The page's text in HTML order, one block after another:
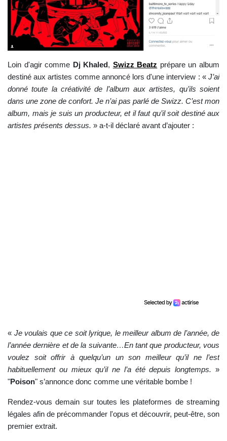
Loin d'agir comme Dj Khaled , Swizz Beatz prépare un album
destiné aux artistes comme annoncé lors d'une interview : « J’ai
donné toute la créativité de l’album aux artistes, qu’ils soient
dans une zone de confort. Je n’ai pas parlé de Swizz. C’est mon
album, mais je suis un producteur, et il faut qu’il soit destiné aux
artistes présents dessus. » a-t-il déclaré avant d’ajouter :
« Je voulais que ce soit lyrique, le meilleur album de l’année, de
l’année dernière et de la suivante…En tant que producteur, vous
voulez soit offrir à quelqu’un un son meilleur qu’il ne l’est
habituellement ou mieux qu’il ne l’a été depuis longtemps. »
"Poison" s’annonce donc comme une véritable bombe !
Rendez-vous demain sur toutes les plateformes de streaming
légales afin de précommander l'opus et découvrir, peut-être, son
premier extrait.